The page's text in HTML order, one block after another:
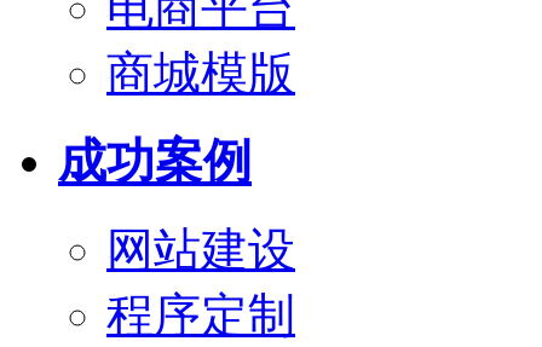
商城模版
成功案例
网站建设
程序定制